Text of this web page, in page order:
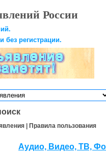
России
без регистрации.
| Правила пользования
Аудио, Видео, ТВ,